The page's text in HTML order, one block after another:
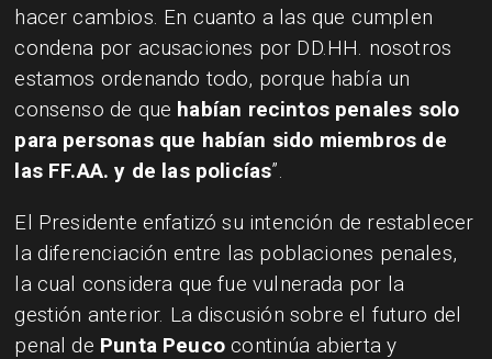
hacer cambios. En cuanto a las que cumplen
condena por acusaciones por DD.HH. nosotros
estamos ordenando todo, porque había un
consenso de que habían recintos penales solo
para personas que habían sido miembros de
las FF.AA. y de las policías”.
El Presidente enfatizó su intención de restablecer
la diferenciación entre las poblaciones penales,
la cual considera que fue vulnerada por la
gestión anterior. La discusión sobre el futuro del
penal de Punta Peucocontinúa abierta y